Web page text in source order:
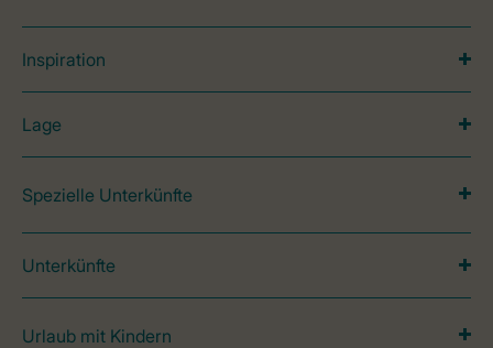
Inspiration
Lage
Spezielle Unterkünfte
Unterkünfte
Urlaub mit Kindern